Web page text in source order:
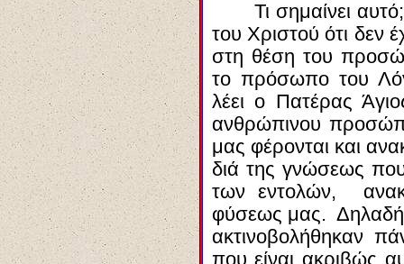
Τι σημαίνει
του Χριστού ότι
στη θέση του
το πρόσωπο του
λέει ο Πατέρας Ά
ανθρώπινου
μας φέρονται και
διά της γνώσεως
των εντολών,
φύσεως μας. Δηλαδή
ακτινοβολήθηκαν
που είναι ακριβώς